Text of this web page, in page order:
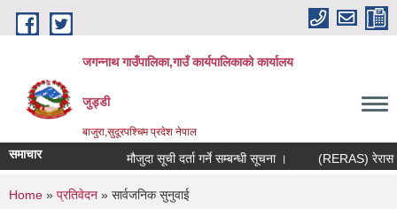
Skip to main content
जगन्नाथ गाउँपालिका,गाउँ कार्यपालिकाको कार्यालय
जुड्डी
बाजुरा,सुदूरपश्चिम प्रदेश नेपाल
समाचार मौजुदा सूची दर्ता गर्ने सम्बन्धी सूचना । (RERAS) रेरास
You are here
Home » प्रतिवेदन » सार्वजनिक सुनुवाई